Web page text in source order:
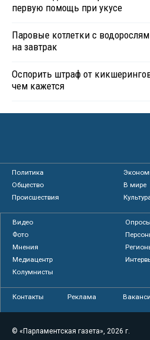
первую помощь при укусе
Паровые котлетки с
на завтрак
Оспорить штраф от
чем кажется
Политика
Общество
В мире
Происшествия
Видео
Опросы
Фото
Мнения
Медиацентр
Колумнисты
Контакты Реклама
© «Парламентская газета», 2026 г.